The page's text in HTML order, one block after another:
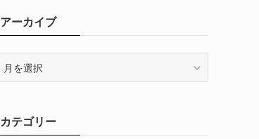
アーカイブ
ブカテゴリー